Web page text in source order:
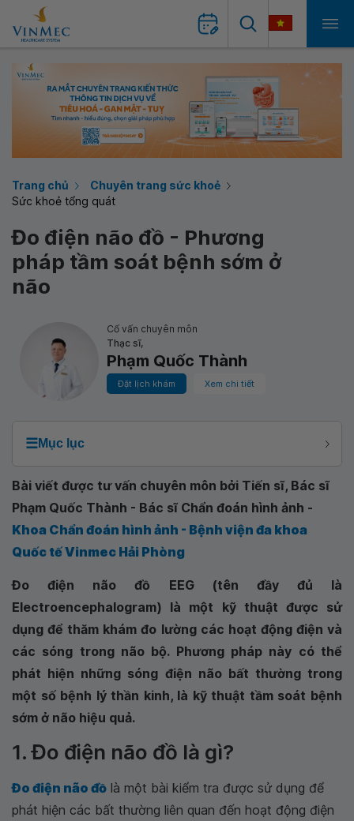
Trang chủ
Chuyên trang sức khoẻ
Sức khoẻ tổng quát
Đo điện não đồ - Phương
pháp tầm soát bệnh sớm ở
não
Cố vấn chuyên môn
Thạc sĩ,
Phạm Quốc Thành
Đặt lịch khám Xem chi tiết
☰Mục lục
Bài viết được tư vấn chuyên môn bởi Tiến sĩ, Bác sĩ
Phạm Quốc Thành - Bác sĩ Chẩn đoán hình ảnh -
Khoa Chẩn đoán hình ảnh - Bệnh viện đa khoa
Quốc tế Vinmec Hải Phòng
Đo điện não đồ EEG (tên đầy đủ là
Electroencephalogram) là một kỹ thuật được sử
dụng để thăm khám đo lường các hoạt động điện và
các sóng trong não bộ. Phương pháp này có thể
phát hiện những sóng điện não bất thường trong
một số bệnh lý thần kinh, là kỹ thuật tầm soát bệnh
sớm ở não hiệu quả.
1. Đo điện não đồ là gì?
Đo điện não đồ là một bài kiểm tra được sử dụng để
phát hiện các bất thường liên quan đến hoạt động điện